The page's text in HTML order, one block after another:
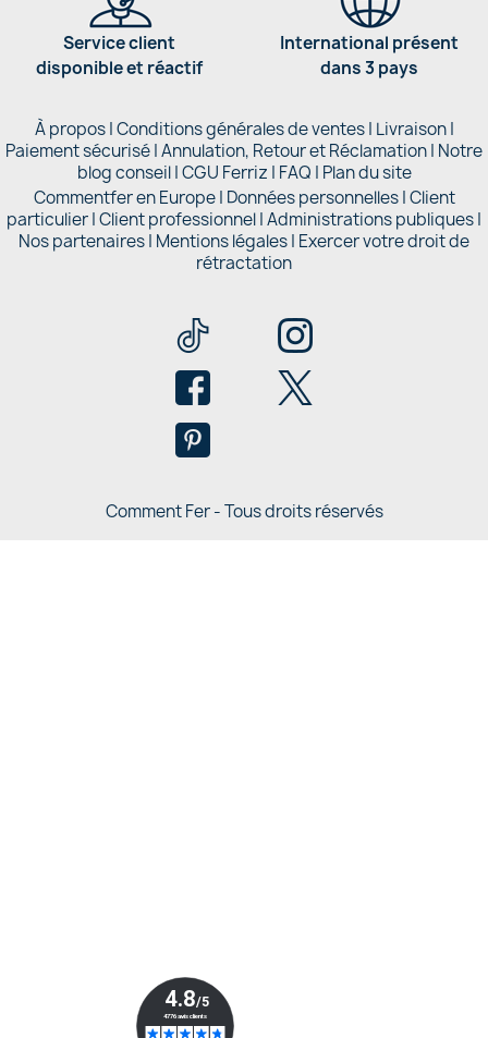
Service client
disponible et réactif
International présent
dans 3 pays
À propos|Conditions générales de ventes| Livraison|
Paiement sécurisé|Annulation, Retour et Réclamation| Notre
blog conseil|CGU Ferriz | FAQ | Plan du site
Commentfer en Europe| Données personnelles|Client
particulier|Client professionnel|Administrations publiques|
Nos partenaires | Mentions légales| Exercer votre droit de
rétractation
Comment Fer - Tous droits réservés